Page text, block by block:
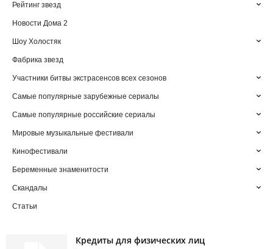
Рейтинг звезд
Новости Дома 2
Шоу Холостяк
Фабрика звезд
Участники битвы экстрасенсов всех сезонов
Самые популярные зарубежные сериалы
Самые популярные российские сериалы
Мировые музыкальные фестивали
Кинофестивали
Беременные знаменитости
Скандалы
Статьи
Кредиты для физических лиц